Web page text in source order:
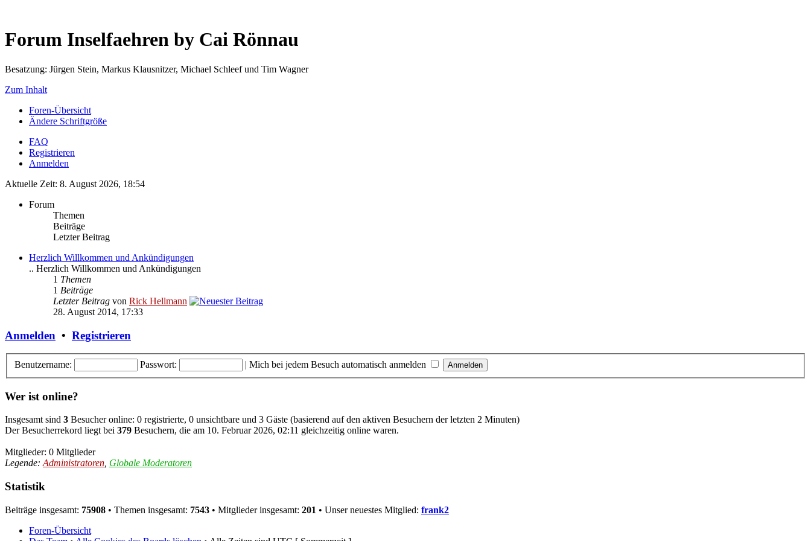
Forum Inselfaehren by Cai Rönnau
Besatzung: Jürgen Stein, Markus Klausnitzer, Michael Schleef und Tim Wagner
Zum Inhalt
Foren-Übersicht
Ändere Schriftgröße
FAQ
Registrieren
Anmelden
Aktuelle Zeit: 8. August 2026, 18:54
Forum
Themen
Beiträge
Letzter Beitrag
Herzlich Willkommen und Ankündigungen
.. Herzlich Willkommen und Ankündigungen
1 Themen
1 Beiträge
Letzter Beitrag von Rick Hellmann
28. August 2014, 17:33
Anmelden • Registrieren
Benutzername: Passwort: | Mich bei jedem Besuch automatisch anmelden
Wer ist online?
Insgesamt sind 3 Besucher online: 0 registrierte, 0 unsichtbare und 3 Gäste (basierend auf den aktiven Besuchern der letzten 2 Minuten)
Der Besucherrekord liegt bei 379 Besuchern, die am 10. Februar 2026, 02:11 gleichzeitig online waren.
Mitglieder: 0 Mitglieder
Legende: Administratoren Globale Moderatoren
Statistik
Beiträge insgesamt: 75908 • Themen insgesamt: 7543 • Mitglieder insgesamt: 201 • Unser neuestes Mitglied: frank2
Foren-Übersicht